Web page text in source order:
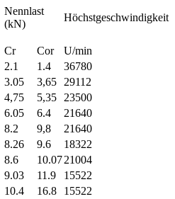
Nennlast
(kN)
Höchstgeschwindigkeit
Cr Cor
U/min
2.1 1.4
36780
3.05 3,65
29112
4,75 5,35
23500
6.05 6.4
21640
8.2 9,8
21640
8.26 9.6
18322
8.6 10.0721004
9.03 11.9
15522
10.4 16.8
15522